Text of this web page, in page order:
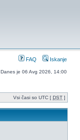
FAQ Iskanje
Danes je 06 Avg 2026, 14:00
Vsi časi so UTC [ DST ]